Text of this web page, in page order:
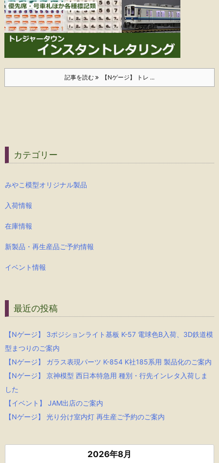
記事を読む 【Nゲージ】 トレ ...
カテゴリー
みやこ模型オリジナル製品
入荷情報
在庫情報
新製品・再生産品ご予約情報
イベント情報
最近の投稿
【Nゲージ】 3ポジションライト基板 K-57 電球色B入荷、3D鉄道模
型まつりのご案内
【Nゲージ】 ガラス表現パーツ K-854 K社185系用 製品化のご案内
【Nゲージ】 京神模型 西日本特急用 種別・行先インレタ入荷しま
した
【イベント】 JAM出店のご案内
【Nゲージ】 光り分け室内灯 再生産ご予約のご案内
2026年8月